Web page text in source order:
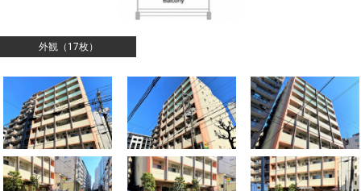
外観（17枚）